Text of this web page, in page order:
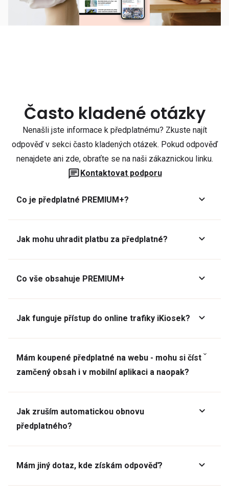
Často kladené otázky
Nenašli jste informace k předplatnému? Zkuste najít
odpověď v sekci často kladených otázek. Pokud odpověď
nenajdete ani zde, obraťte se na naši zákaznickou linku.
Kontaktovat podporu
Co je předplatné PREMIUM+?
Jak mohu uhradit platbu za předplatné?
Co vše obsahuje PREMIUM+
Jak funguje přístup do online trafiky iKiosek?
Mám koupené předplatné na webu - mohu si číst
zamčený obsah i v mobilní aplikaci a naopak?
Jak zruším automatickou obnovu
předplatného?
Mám jiný dotaz, kde získám odpověď?